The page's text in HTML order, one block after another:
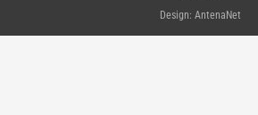
Design: AntenaNet